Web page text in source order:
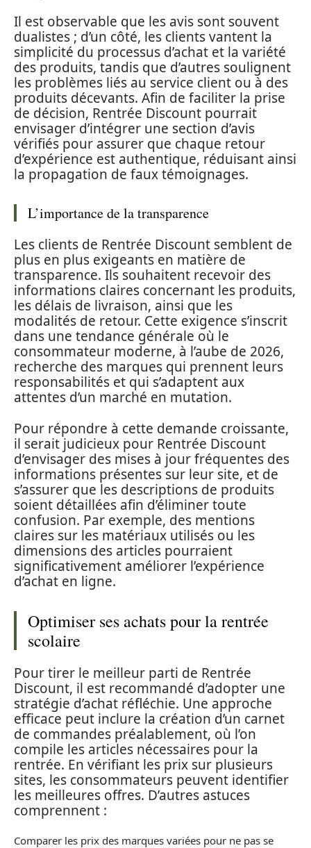
Il est observable que les avis sont souvent
dualistes ; d’un côté, les clients vantent la
simplicité du processus d’achat et la variété
des produits, tandis que d’autres soulignent
les problèmes liés au service client ou à des
produits décevants. Afin de faciliter la prise
de décision, Rentrée Discount pourrait
envisager d’intégrer une section d’avis
vérifiés pour assurer que chaque retour
d’expérience est authentique, réduisant ainsi
la propagation de faux témoignages.
L’importance de la transparence
Les clients de Rentrée Discount semblent de
plus en plus exigeants en matière de
transparence. Ils souhaitent recevoir des
informations claires concernant les produits,
les délais de livraison, ainsi que les
modalités de retour. Cette exigence s’inscrit
dans une tendance générale où le
consommateur moderne, à l’aube de 2026,
recherche des marques qui prennent leurs
responsabilités et qui s’adaptent aux
attentes d’un marché en mutation.
Pour répondre à cette demande croissante,
il serait judicieux pour Rentrée Discount
d’envisager des mises à jour fréquentes des
informations présentes sur leur site, et de
s’assurer que les descriptions de produits
soient détaillées afin d’éliminer toute
confusion. Par exemple, des mentions
claires sur les matériaux utilisés ou les
dimensions des articles pourraient
significativement améliorer l’expérience
d’achat en ligne.
Optimiser ses achats pour la rentrée
scolaire
Pour tirer le meilleur parti de Rentrée
Discount, il est recommandé d’adopter une
stratégie d’achat réfléchie. Une approche
efficace peut inclure la création d’un carnet
de commandes préalablement, où l’on
compile les articles nécessaires pour la
rentrée. En vérifiant les prix sur plusieurs
sites, les consommateurs peuvent identifier
les meilleures offres. D’autres astuces
comprennent :
Comparer les prix des marques variées pour ne pas se